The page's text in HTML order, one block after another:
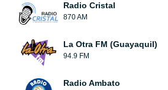
Radio Cristal
870 AM
La Otra FM (Guayaquil)
94.9 FM
Radio Ambato